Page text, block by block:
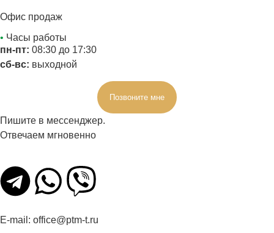
Офис продаж
• Часы работы
пн-пт: 08:30 до 17:30
сб-вс: выходной
Позвоните мне
Пишите в мессенджер.
Отвечаем мгновенно
E-mail: office@ptm-t.ru